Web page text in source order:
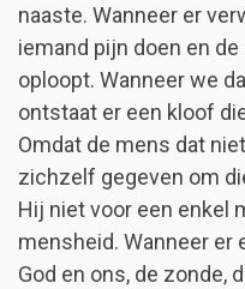
naaste. Wanneer er
iemand pijn doen en
oploopt. Wanneer we
ontstaat er een kloof
Omdat de mens dat
zichzelf gegeven om
Hij niet voor een enkel
mensheid. Wanneer
God en ons, de zonde,